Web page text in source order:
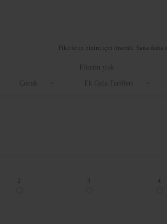
Çocuk Ek Gıda Tarifleri
Fikirlerin bizim için önemli. Sana
Fikrim yok
2 3 4